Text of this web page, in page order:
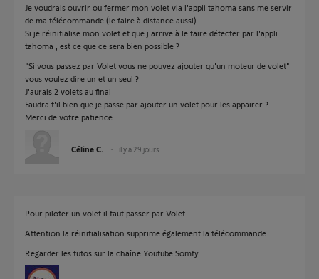
Je voudrais ouvrir ou fermer mon volet via l'appli tahoma sans me servir
de ma télécommande (le faire à distance aussi).
Si je réinitialise mon volet et que j'arrive à le faire détecter par l'appli
tahoma , est ce que ce sera bien possible ?
"Si vous passez par Volet vous ne pouvez ajouter qu'un moteur de volet"
vous voulez dire un et un seul ?
J'aurais 2 volets au final
Faudra t'il bien que je passe par ajouter un volet pour les appairer ?
Merci de votre patience
Céline C. il y a 29 jours
Pour piloter un volet il faut passer par Volet.
Attention la réinitialisation supprime également la télécommande.
Regarder les tutos sur la chaîne Youtube Somfy